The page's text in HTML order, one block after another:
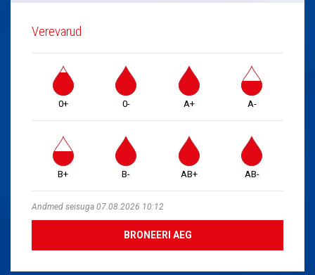
Verevarud
0+ 0- A+ A-
B+ B- AB+ AB-
Andmed seisuga 07.08.2026 10:12
BRONEERI AEG